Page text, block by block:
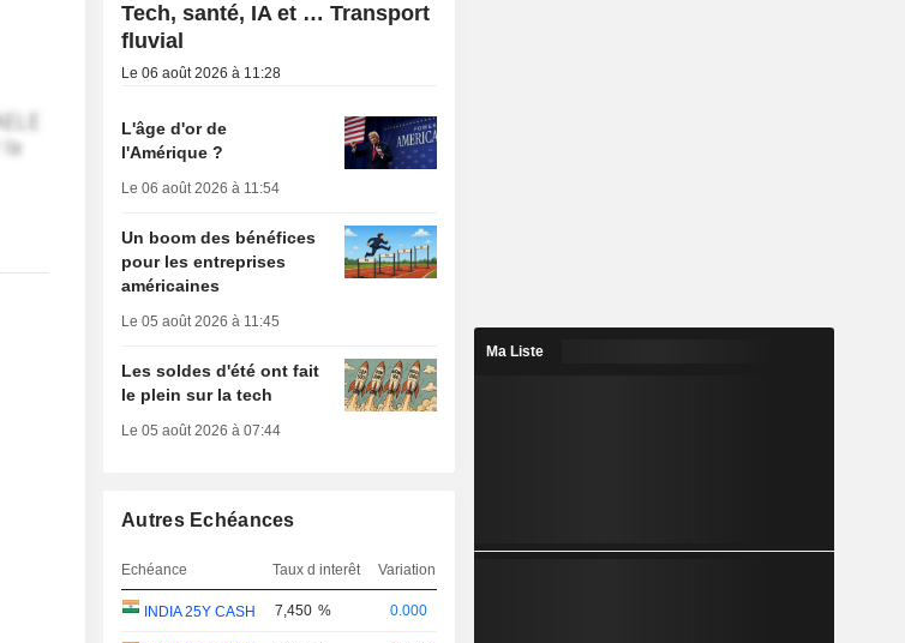
Tech, santé, IA et … Transport
fluvial
Le 06 août 2026 à 11:28
L'âge d'or de
l'Amérique ?
Le 06 août 2026 à 11:54
Un boom des bénéfices
pour les entreprises
américaines
Le 05 août 2026 à 11:45
Les soldes d'été ont fait
le plein sur la tech
Le 05 août 2026 à 07:44
Autres Echéances
Echéance Taux d interêt Variation
INDIA 25Y CASH 7,450 % 0.000
Ma Liste